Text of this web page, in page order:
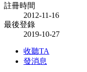
註冊時間
2012-11-16
最後登錄
2019-10-27
收聽TA
發消息